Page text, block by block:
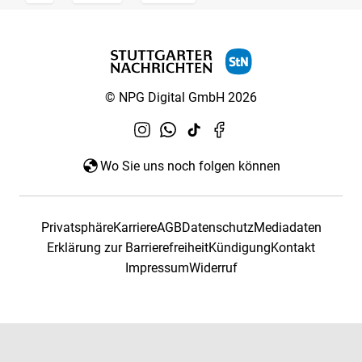
© NPG Digital GmbH 2026
Wo Sie uns noch folgen können
PrivatsphäreKarriereAGBDatenschutzMediadaten
Erklärung zur BarrierefreiheitKündigungKontakt
ImpressumWiderruf